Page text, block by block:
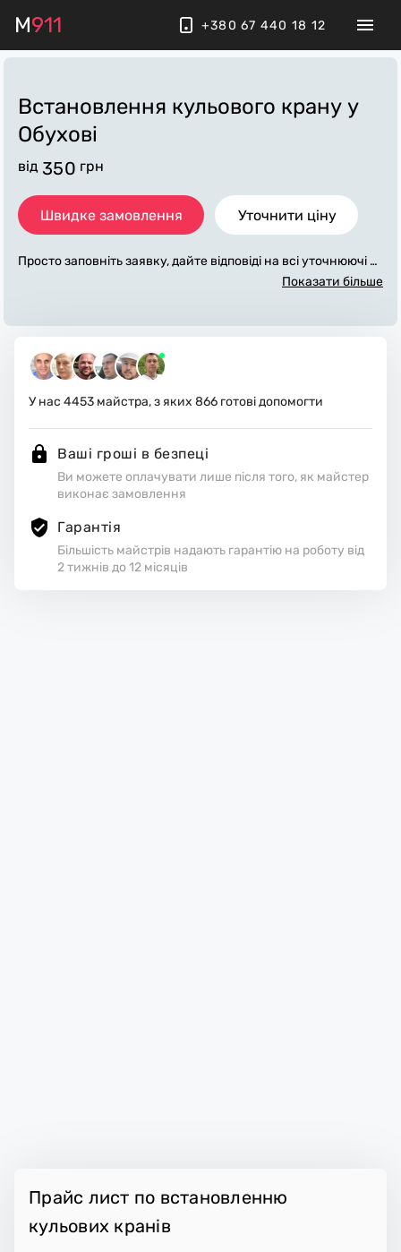
M911 +380 67 440 18 12
Встановлення кульового крану у
Обухові
від 350 грн
Швидке замовлення Уточнити ціну
Просто заповніть заявку, дайте відповіді на всі уточнюючі за
питання по «встановлення кульового крану». Ми зв'яжемо
теріали. Виконавці стежать за чистотою та прибирають роб
оче місце.
Показати більше
У нас 4453 майстра, з яких 866 готові допомогти
Ваші гроші в безпеці
Ви можете оплачувати лише після того, як майстер
виконає замовлення
Гарантія
Більшість майстрів надають гарантію на роботу від
2 тижнів до 12 місяців
Прайс лист по встановленню
кульових кранів